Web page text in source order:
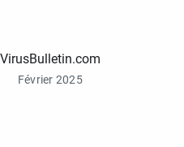
VirusBulletin.com
Février 2025